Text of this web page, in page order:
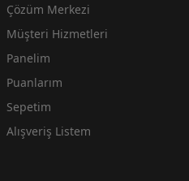
Çözüm Merkezi
Müşteri Hizmetleri
Panelim
Puanlarım
Sepetim
Alışveriş Listem